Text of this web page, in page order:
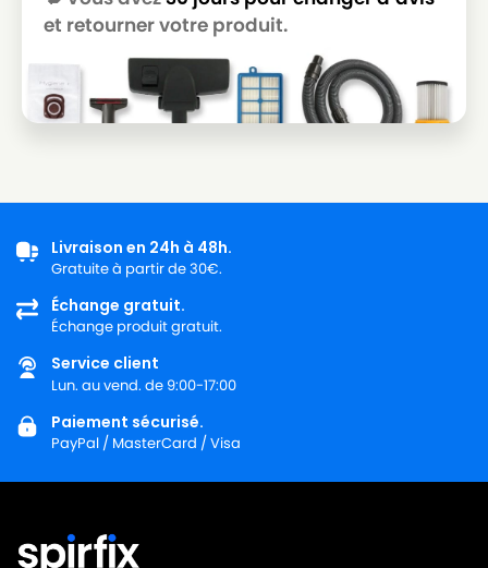
et retourner votre produit.
Livraison en 24h à 48h.
Gratuite à partir de 30€.
Échange gratuit.
Échange produit gratuit.
Service client
Lun. au vend. de 9:00-17:00
Paiement sécurisé.
PayPal / MasterCard / Visa